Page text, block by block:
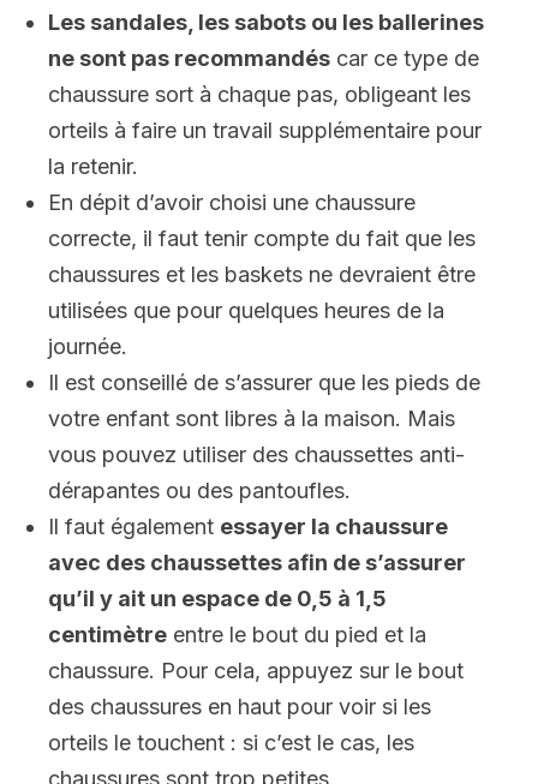
Les sandales, les sabots ou les ballerines
ne sont pas recommandés car ce type de
chaussure sort à chaque pas, obligeant les
orteils à faire un travail supplémentaire pour
la retenir.
En dépit d’avoir choisi une chaussure
correcte, il faut tenir compte du fait que les
chaussures et les baskets ne devraient être
utilisées que pour quelques heures de la
journée.
Il est conseillé de s’assurer que les pieds de
votre enfant sont libres à la maison. Mais
vous pouvez utiliser des chaussettes anti-
dérapantes ou des pantoufles.
Il faut également essayer la chaussure
avec des chaussettes afin de s’assurer
qu’il y ait un espace de 0,5 à 1,5
centimètre entre le bout du pied et la
chaussure. Pour cela, appuyez sur le bout
des chaussures en haut pour voir si les
orteils le touchent : si c’est le cas, les
chaussures sont trop petites.